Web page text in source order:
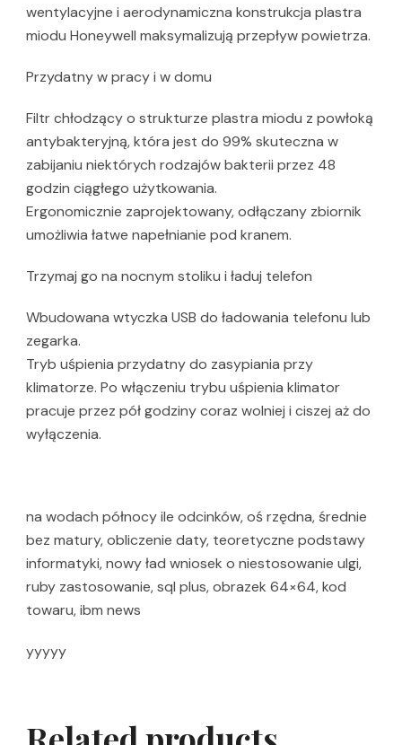
wentylacyjne i aerodynamiczna konstrukcja plastra
miodu Honeywell maksymalizują przepływ powietrza.
Przydatny w pracy i w domu
Filtr chłodzący o strukturze plastra miodu z powłoką
antybakteryjną, która jest do 99% skuteczna w
zabijaniu niektórych rodzajów bakterii przez 48
godzin ciągłego użytkowania.
Ergonomicznie zaprojektowany, odłączany zbiornik
umożliwia łatwe napełnianie pod kranem.
Trzymaj go na nocnym stoliku i ładuj telefon
Wbudowana wtyczka USB do ładowania telefonu lub
zegarka.
Tryb uśpienia przydatny do zasypiania przy
klimatorze. Po włączeniu trybu uśpienia klimator
pracuje przez pół godziny coraz wolniej i ciszej aż do
wyłączenia.
na wodach północy ile odcinków, oś rzędna, średnie
bez matury, obliczenie daty, teoretyczne podstawy
informatyki, nowy ład wniosek o niestosowanie ulgi,
ruby zastosowanie, sql plus, obrazek 64×64, kod
towaru, ibm news
yyyyy